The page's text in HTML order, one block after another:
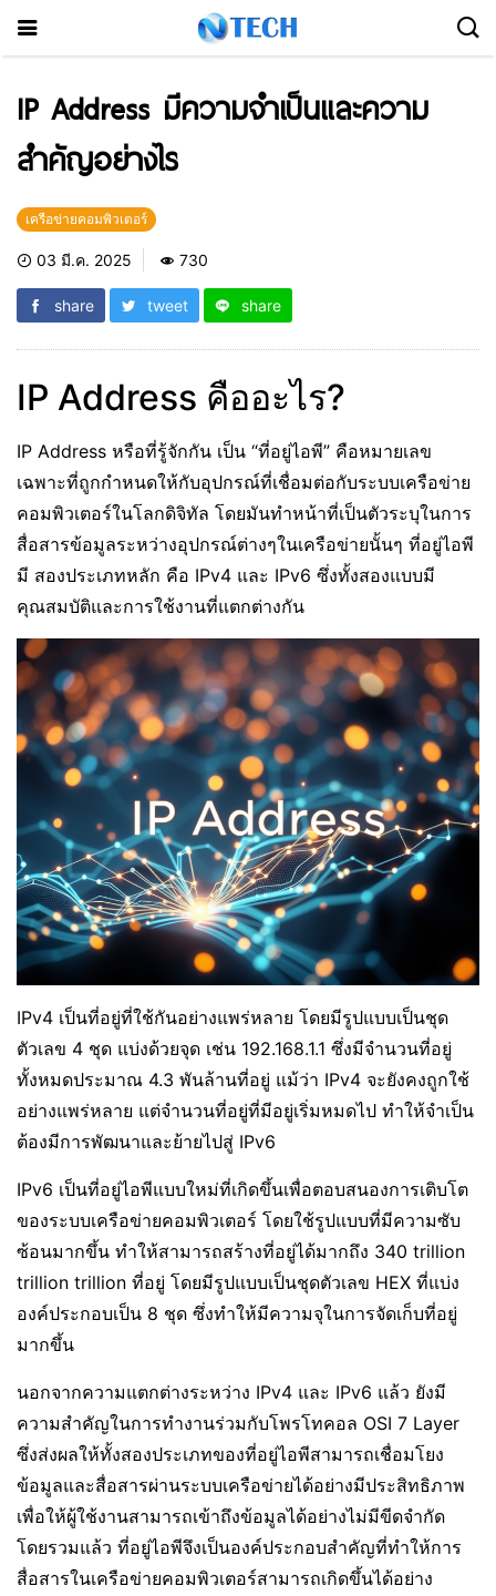
IP Address มีความจำเป็นและความ
สำคัญอย่างไร
เครือข่ายคอมพิวเตอร์
03 มี.ค. 2025 730
share tweet share
IP Address คืออะไร?
IP Address หรือที่รู้จักกัน เป็น “ที่อยู่ไอพี” คือหมายเลข
เฉพาะที่ถูกกำหนดให้กับอุปกรณ์ที่เชื่อมต่อกับระบบเครือข่าย
คอมพิวเตอร์ในโลกดิจิทัล โดยมันทำหน้าที่เป็นตัวระบุในการ
สื่อสารข้อมูลระหว่างอุปกรณ์ต่างๆในเครือข่ายนั้นๆ ที่อยู่ไอพี
มี สองประเภทหลัก คือ IPv4 และ IPv6 ซึ่งทั้งสองแบบมี
คุณสมบัติและการใช้งานที่แตกต่างกัน
IPv4 เป็นที่อยู่ที่ใช้กันอย่างแพร่หลาย โดยมีรูปแบบเป็นชุด
ตัวเลข 4 ชุด แบ่งด้วยจุด เช่น 192.168.1.1 ซึ่งมีจำนวนที่อยู่
ทั้งหมดประมาณ 4.3 พันล้านที่อยู่ แม้ว่า IPv4 จะยังคงถูกใช้
อย่างแพร่หลาย แต่จำนวนที่อยู่ที่มีอยู่เริ่มหมดไป ทำให้จำเป็น
ต้องมีการพัฒนาและย้ายไปสู่ IPv6
IPv6 เป็นที่อยู่ไอพีแบบใหม่ที่เกิดขึ้นเพื่อตอบสนองการเติบโต
ของระบบเครือข่ายคอมพิวเตอร์ โดยใช้รูปแบบที่มีความซับ
ซ้อนมากขึ้น ทำให้สามารถสร้างที่อยู่ได้มากถึง 340 trillion
trillion trillion ที่อยู่ โดยมีรูปแบบเป็นชุดตัวเลข HEX ที่แบ่ง
องค์ประกอบเป็น 8 ชุด ซึ่งทำให้มีความจุในการจัดเก็บที่อยู่
มากขึ้น
นอกจากความแตกต่างระหว่าง IPv4 และ IPv6 แล้ว ยังมี
ความสำคัญในการทำงานร่วมกับโพรโทคอล OSI 7 Layer
ซึ่งส่งผลให้ทั้งสองประเภทของที่อยู่ไอพีสามารถเชื่อมโยง
ข้อมูลและสื่อสารผ่านระบบเครือข่ายได้อย่างมีประสิทธิภาพ
เพื่อให้ผู้ใช้งานสามารถเข้าถึงข้อมูลได้อย่างไม่มีขีดจำกัด
โดยรวมแล้ว ที่อยู่ไอพีจึงเป็นองค์ประกอบสำคัญที่ทำให้การ
สื่อสารในเครือข่ายคอมพิวเตอร์สามารถเกิดขึ้นได้อย่าง